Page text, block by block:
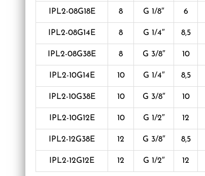
IPL2-08G18E 8 G 1/8″ 6
IPL2-08G14E 8 G 1/4″ 8,5
IPL2-08G38E 8 G 3/8″ 10
IPL2-10G14E 10 G 1/4″ 8,5
IPL2-10G38E 10 G 3/8″ 10
IPL2-10G12E 10 G 1/2″ 12
IPL2-12G38E 12 G 3/8″ 8,5
IPL2-12G12E 12 G 1/2″ 12